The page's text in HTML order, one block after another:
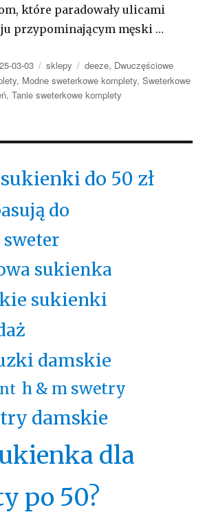
które paradowały ulicami
przypominającym męski …
03-03 Kategorie
sklepy Tagi
deeze, Dwuczęściowe
, Modne sweterkowe komplety,Sweterkowe
,Tanie sweterkowe komplety
do 50 zł
do
sukienka
sukienki
damskie
h & m swetry
damskie
dla
po 50?